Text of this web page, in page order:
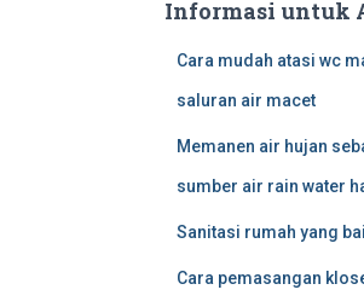
Informasi untuk
Cara mudah atasi wc
saluran air macet
Memanen air hujan
sumber air rain water
Sanitasi rumah yang
Cara pemasangan